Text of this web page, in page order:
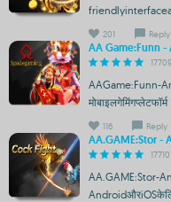
201 Reply
AA Game:Funn -
AAGame:Funn-
मोबाइलगेमिंगप्लेटफॉर्म
116 Reply
AA.GAME:Stor -
AA.GAME:Stor-